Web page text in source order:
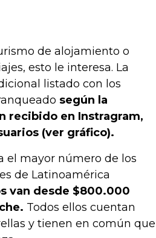
de alojamiento o
esto le interesa. La
listado con los
según la
recibido en Instragram,
(ver gráfico).
el mayor número de los
de Latinoamérica
van desde $800.000
Todos ellos cuentan
y tienen en común que